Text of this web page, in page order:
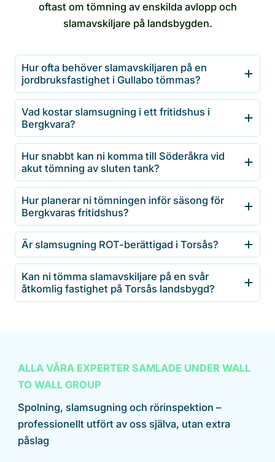
oftast om tömning av enskilda avlopp och
slamavskiljare på landsbygden.
Hur ofta behöver slamavskiljaren på en
jordbruksfastighet i Gullabo tömmas?
Vad kostar slamsugning i ett fritidshus i
Bergkvara?
Hur snabbt kan ni komma till Söderåkra vid
akut tömning av sluten tank?
Hur planerar ni tömningen inför säsong för
Bergkvaras fritidshus?
Är slamsugning ROT-berättigad i Torsås?
Kan ni tömma slamavskiljare på en svår
åtkomlig fastighet på Torsås landsbygd?
ALLA VÅRA EXPERTER SAMLADE UNDER WALL
TO WALL GROUP
Spolning, slamsugning och rörinspektion –
professionellt utfört av oss själva, utan extra
påslag